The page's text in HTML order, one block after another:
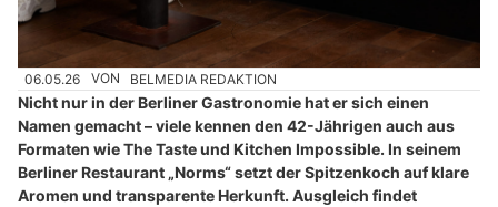
06.05.26 VON BELMEDIA REDAKTION
Nicht nur in der Berliner Gastronomie hat er sich einen
Namen gemacht – viele kennen den 42-Jährigen auch aus
Formaten wie The Taste und Kitchen Impossible. In seinem
Berliner Restaurant „Norms“ setzt der Spitzenkoch auf klare
Aromen und transparente Herkunft. Ausgleich findet